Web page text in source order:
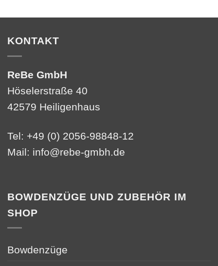
KONTAKT
ReBe GmbH
Höselerstraße 40
42579 Heiligenhaus
Tel: +49 (0) 2056-98848-12
Mail: info@rebe-gmbh.de
BOWDENZÜGE UND ZUBEHÖR IM
SHOP
Bowdenzüge